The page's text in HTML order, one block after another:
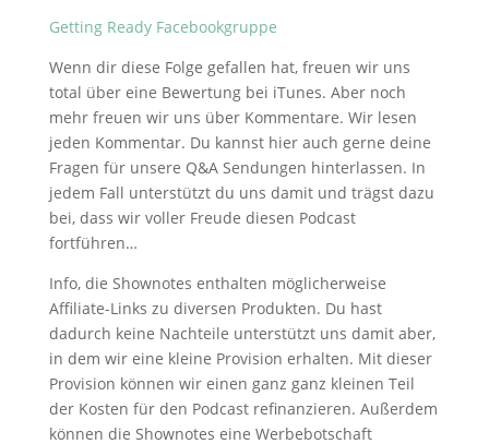
Getting Ready Facebookgruppe
Wenn dir diese Folge gefallen hat, freuen wir uns
total über eine Bewertung bei iTunes. Aber noch
mehr freuen wir uns über Kommentare. Wir lesen
jeden Kommentar. Du kannst hier auch gerne deine
Fragen für unsere Q&A Sendungen hinterlassen. In
jedem Fall unterstützt du uns damit und trägst dazu
bei, dass wir voller Freude diesen Podcast
fortführen…
Info, die Shownotes enthalten möglicherweise
Affiliate-Links zu diversen Produkten. Du hast
dadurch keine Nachteile unterstützt uns damit aber,
in dem wir eine kleine Provision erhalten. Mit dieser
Provision können wir einen ganz ganz kleinen Teil
der Kosten für den Podcast refinanzieren. Außerdem
können die Shownotes eine Werbebotschaft